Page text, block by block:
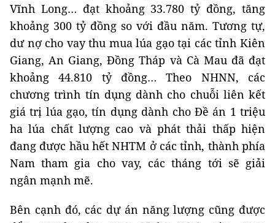
Vĩnh Long… đạt khoảng 33.780 tỷ đồng, tăng
khoảng 300 tỷ đồng so với đầu năm. Tương tự,
dư nợ cho vay thu mua lúa gạo tại các tỉnh Kiên
Giang, An Giang, Đồng Tháp và Cà Mau đã đạt
khoảng 44.810 tỷ đồng… Theo NHNN, các
chương trình tín dụng dành cho chuỗi liên kết
giá trị lúa gạo, tín dụng dành cho Đề án 1 triệu
ha lúa chất lượng cao và phát thải thấp hiện
đang được hầu hết NHTM ở các tỉnh, thành phía
Nam tham gia cho vay, các tháng tới sẽ giải
ngân mạnh mẽ.
Bên cạnh đó, các dự án năng lượng cũng được